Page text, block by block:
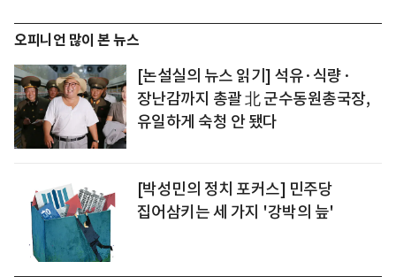
오피니언 많이 본 뉴스
[논설실의 뉴스 읽기] 석유·식량·
장난감까지 총괄 北 군수동원총국장,
유일하게 숙청 안 됐다
[박성민의 정치 포커스] 민주당
집어삼키는 세 가지 '강박의 늪'